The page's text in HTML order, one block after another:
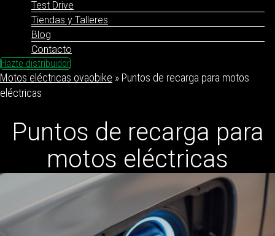
Test Drive
Tiendas y Talleres
Blog
Contacto
Hazte distribuidor
Motos eléctricas ovaobike » Puntos de recarga para motos
eléctricas
Puntos de recarga para
motos eléctricas